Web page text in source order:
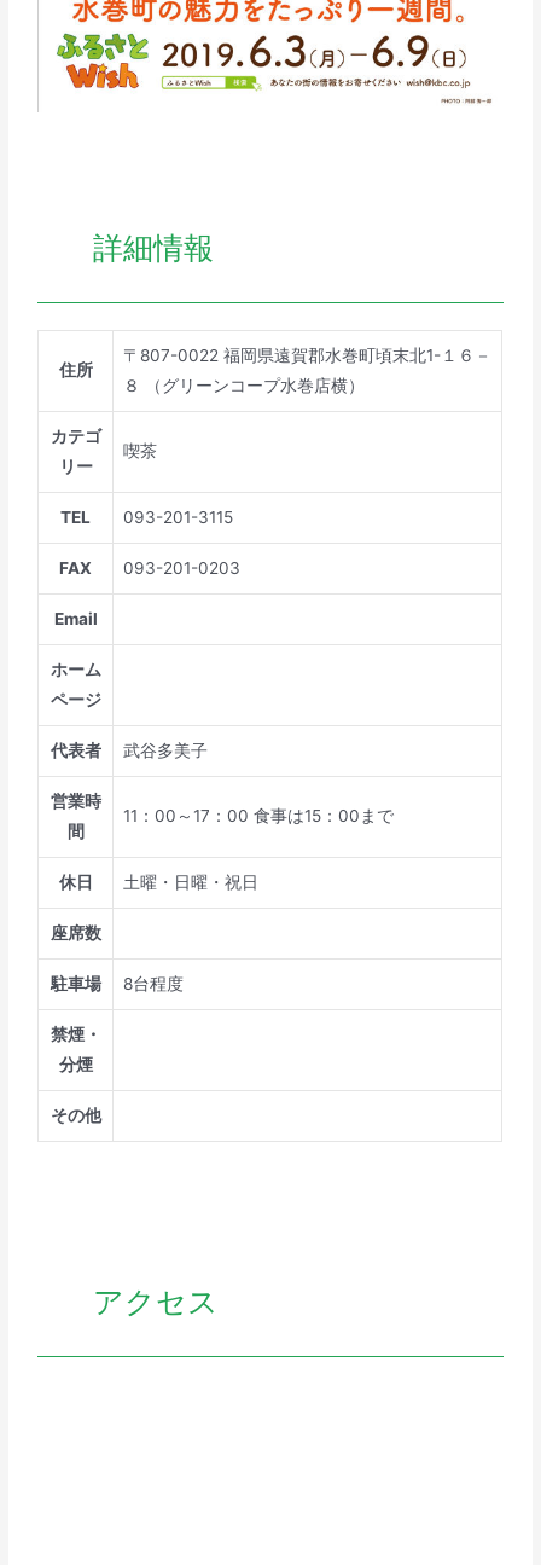
詳細情報
住所
〒807-0022 福岡県遠賀郡水巻町頃末北1-１６－
８ （グリーンコープ水巻店横）
カテゴ
リー
喫茶
TEL 093-201-3115
FAX 093-201-0203
Email
ホーム
ページ
代表者 武谷多美子
営業時
間
11：00～17：00 食事は15：00まで
休日 土曜・日曜・祝日
座席数
駐車場 8台程度
禁煙・
分煙
その他
アクセス